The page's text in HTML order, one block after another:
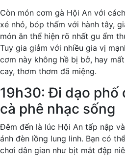
Còn món cơm gà Hội An với
xé nhỏ, bóp thấm với hành tây,
món ăn thể hiện rõ nhất gu ẩm
Tuy gia giảm với nhiều gia vị
cơm này không hề bị bở, hay
cay, thơm thơm đã miệng.
19h30: Đi dạo phố
cà phê nhạc sống
Đêm đến là lúc Hội An tấp nập
ánh đèn lồng lung linh. Bạn có
chơi dân gian như bịt mắt đập